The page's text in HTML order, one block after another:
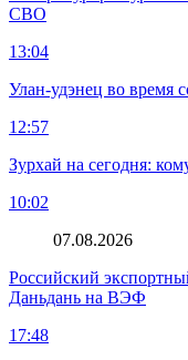
СВО
13:04
Улан-удэнец во время
12:57
Зурхай на сегодня:
10:02
07.08.2026
Российский
Даньдань на ВЭФ
17:48